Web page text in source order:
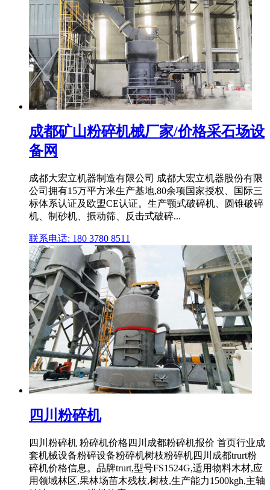
成都矿山粉碎机械厂家/价格采石场设
备网
成都大宏立机器制造有限公司 成都大宏立机器股份有限
公司拥有15万平方米生产基地,80余项国家授权、国际三
标体系认证及欧盟CE认证。生产颚式破碎机、圆锥破碎
机、制砂机、振动筛、反击式破碎...
联系电话: 180 3780 8511
四川粉碎机
四川粉碎机 粉碎机价格四川成都粉碎机报价 首页行业成
套机械设备粉碎设备粉碎机树枝粉碎机四川成都trurt粉
碎机价格信息。品牌trurt,型号FS1524G,适用物料木材,应
用领域林区,果林场苗木残枝,树枝,生产能力1500kgh,主轴